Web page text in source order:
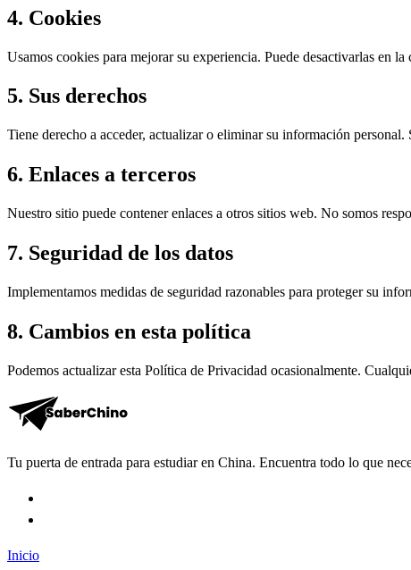
4. Cookies
Usamos cookies para mejorar su experiencia. Puede desactivarlas en
5. Sus derechos
Tiene derecho a acceder, actualizar o eliminar su información
6. Enlaces a terceros
Nuestro sitio puede contener enlaces a otros sitios web. No somos
7. Seguridad de los datos
Implementamos medidas de seguridad razonables para proteger su
8. Cambios en esta política
Podemos actualizar esta Política de Privacidad ocasionalmente.
Tu puerta de entrada para estudiar en China. Encuentra todo lo que
Inicio